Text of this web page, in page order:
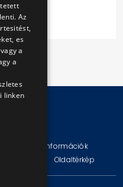
Technikai információk
Oldaltérkép
Az
es
a
a
linken